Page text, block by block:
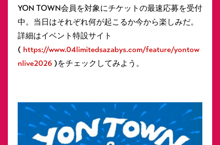
YON TOWN会員を対象にチケットの最速応募を受付
中。当日はそれぞれ何が起こるか今から楽しみだ。
詳細はイベント特設サイト
( https://www.04limitedsazabys.com/feature/yontow
nlive2026 )をチェックしてみよう。